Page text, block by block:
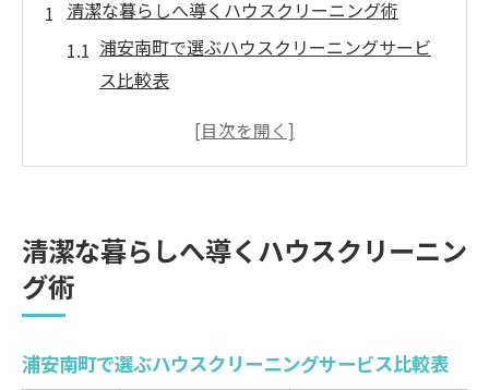
清潔な暮らしへ導くハウスクリーニング術
浦安南町で選ぶハウスクリーニングサービ
ス比較表
ハウスクリーニングを依頼する際の注意点
法
洗濯機クリーニング内容とメリット一覧表
清潔な暮らしへ導くハウスクリーニン
グ術
浦安南町で選ぶハウスクリーニングサービス比較表